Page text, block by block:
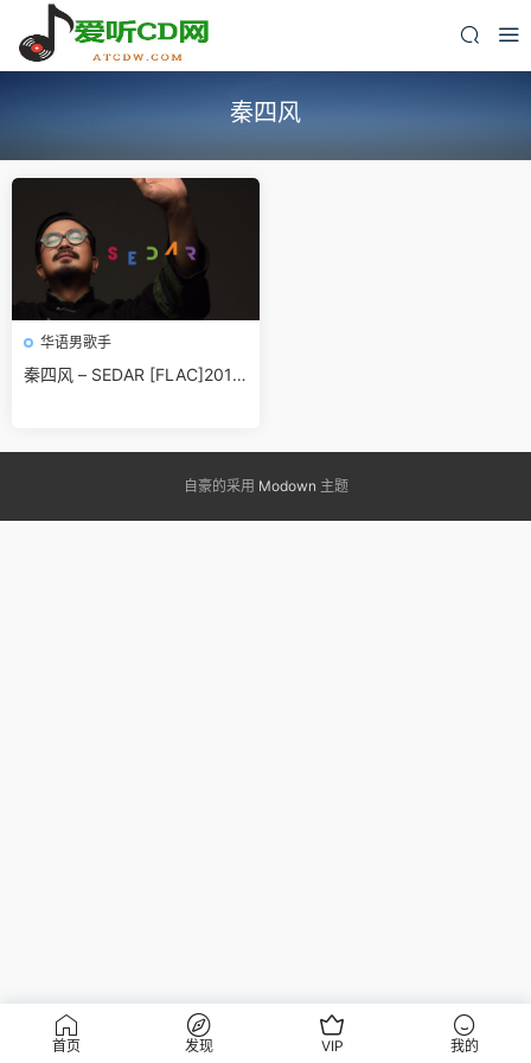
秦四风
华语男歌手
秦四风 – SEDAR [FLAC]2016
自豪的采用 Modown 主题
首页 发现 VIP 我的